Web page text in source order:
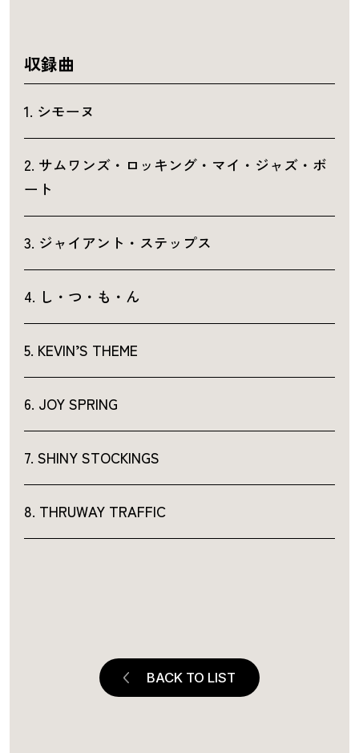
収録曲
1. シモーヌ
2. サムワンズ・ロッキング・マイ・ジャズ・ボ
ート
3. ジャイアント・ステップス
4. し・つ・も・ん
5. KEVIN’S THEME
6. JOY SPRING
7. SHINY STOCKINGS
8. THRUWAY TRAFFIC
BACK TO LIST